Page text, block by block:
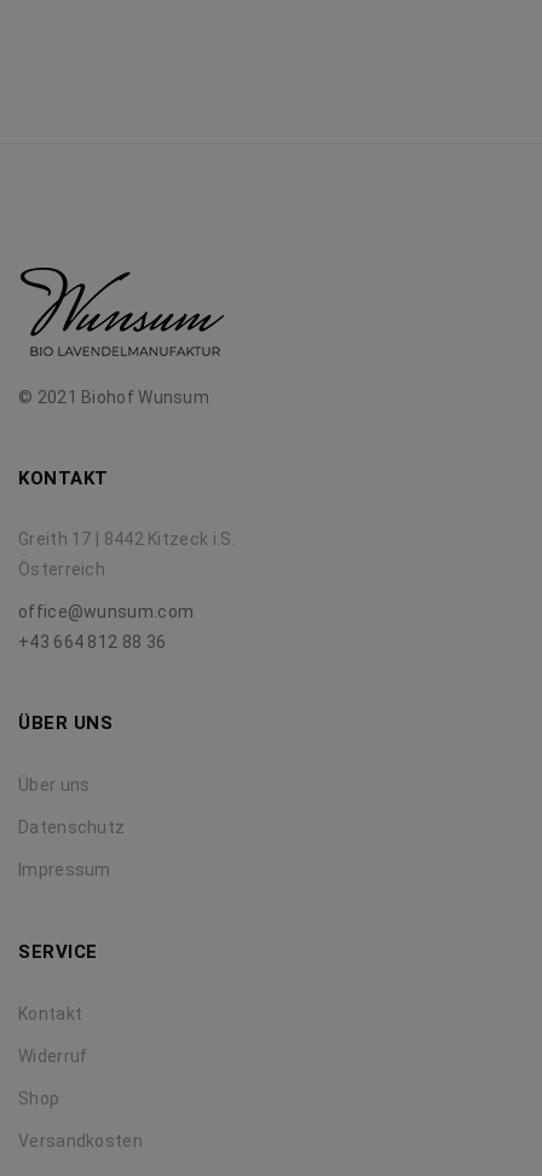
© 2021 Biohof Wunsum
KONTAKT
Greith 17 | 8442 Kitzeck i.S.
Österreich
office@wunsum.com
+43 664 812 88 36
ÜBER UNS
Über uns
Datenschutz
Impressum
SERVICE
Kontakt
Widerruf
Shop
Versandkosten